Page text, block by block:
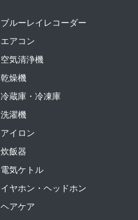
ブルーレイレコーダー
エアコン
空気清浄機
乾燥機
冷蔵庫・冷凍庫
洗濯機
アイロン
炊飯器
電気ケトル
イヤホン・ヘッドホン
ヘアケア